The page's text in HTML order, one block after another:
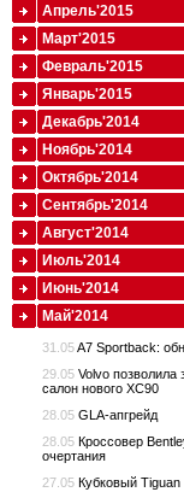
Апрель'2015
Март'2015
Февраль'2015
Январь'2015
Декабрь'2014
Ноябрь'2014
Октябрь'2014
Сентябрь'2014
Август'2014
Июль'2014
Июнь'2014
Май'2014
31.05A7 Sportback:
29.05 Volvo позволила
салон нового XC90
28.05 GLA-апгрейд
28.05 Кроссовер
очертания
27.05 Кубковый Tiguan